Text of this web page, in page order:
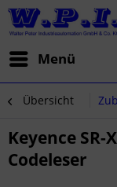
Menü
Übersicht
Keyence SR-
Codeleser